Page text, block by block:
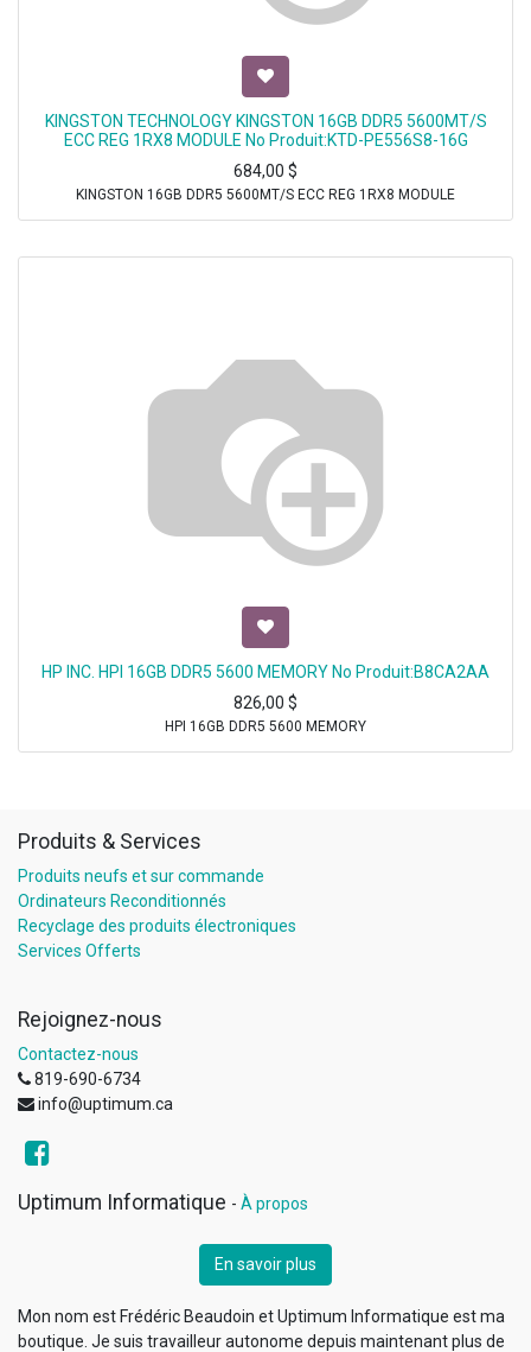
KINGSTON TECHNOLOGY KINGSTON 16GB DDR5 5600MT/S
ECC REG 1RX8 MODULE No Produit:KTD-PE556S8-16G
684,00 $
KINGSTON 16GB DDR5 5600MT/S ECC REG 1RX8 MODULE
HP INC. HPI 16GB DDR5 5600 MEMORY No Produit:B8CA2AA
826,00 $
HPI 16GB DDR5 5600 MEMORY
Produits & Services
Produits neufs et sur commande
Ordinateurs Reconditionnés
Recyclage des produits électroniques
Services Offerts
Rejoignez-nous
Contactez-nous
819-690-6734
info@uptimum.ca
Uptimum Informatique - À propos
En savoir plus
Mon nom est Frédéric Beaudoin et Uptimum Informatique est ma
boutique. Je suis travailleur autonome depuis maintenant plus de